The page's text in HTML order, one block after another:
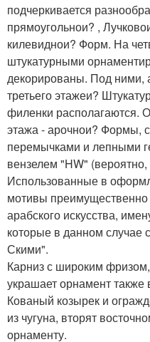
подчеркивается
прямоугольнои? ,
килевиднои? Форм. На
штукатурными
декорированы. Под ними,
третьего этажеи?
филенки располагаются.
этажа - арочнои? Формы,
перемычками и лепными
вензелем "HW"
Использованные в
мотивы
арабского искусства,
которые в данном случае
Скими".
Карниз с широким
украшает орнамент также
Кованый козырек и
из чугуна, вторят
орнаменту.